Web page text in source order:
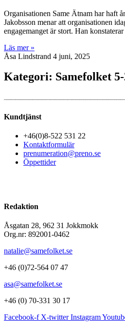
Organisationen Same Ätnam har haft
Jakobsson menar att organisationen
engagemanget är stort. Han
Läs mer »
Åsa Lindstrand 4 juni, 2025
Kategori: Samefolket 5-
Kundtjänst
+46(0)8-522 531 22
Kontaktformulär
prenumeration@preno.se
Öppettider
Redaktion
Åsgatan 28, 962 31 Jokkmokk
Org.nr: 892001-0462
natalie@samefolket.se
+46 (0)72-564 07 47
asa@samefolket.se
+46 (0) 70-331 30 17
Facebook-f X-twitter Instagram